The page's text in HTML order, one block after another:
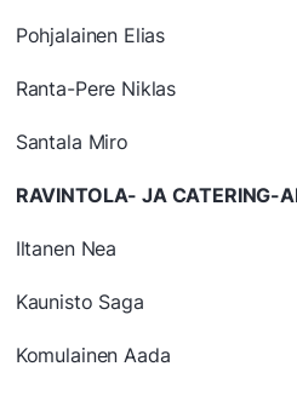
Pohjalainen Elias
Ranta-Pere Niklas
Santala Miro
RAVINTOLA- JA CATERING-
Iltanen Nea
Kaunisto Saga
Komulainen Aada